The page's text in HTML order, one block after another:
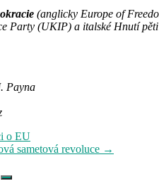
(anglicky Europe of
Party (UKIP) a italské Hnutí
Payna
o EU
sametová revoluce →